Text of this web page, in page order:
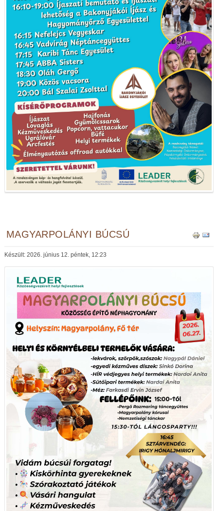
MAGYARPOLÁNYI BÚCSÚ
Készült: 2026. június 12. péntek, 12:23